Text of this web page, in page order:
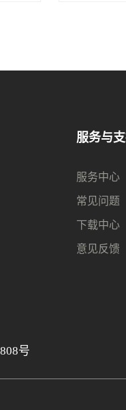
号
服务与
服务中心
常见问题
下载中心
意见反馈